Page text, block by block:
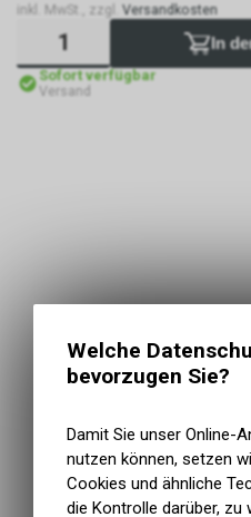
inkl. MwSt., zzgl. Versandkosten
In
Sofort verfügbar
Versand
Welche
bevorzugen Sie?
Damit Sie unser Online-
nutzen können, setzen
Cookies und ähnliche
die Kontrolle darüber, zu